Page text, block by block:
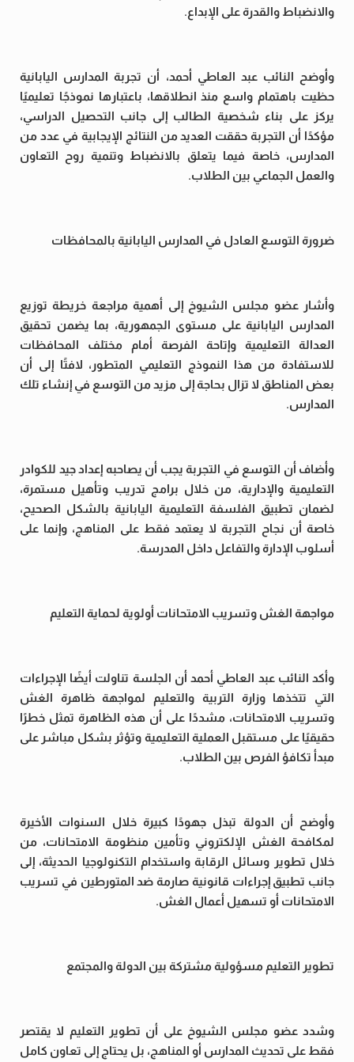
والانضباط والقدرة على الإبداع.
وأوضح النائب عبد العاطي أحمد، أن تجربة المدارس اليابانية
حظيت باهتمام واسع منذ انطلاقها، باعتبارها نموذجًا تعليميًا
يركز على بناء شخصية الطالب إلى جانب التحصيل الدراسي،
مؤكدًا أن التجربة حققت العديد من النتائج الإيجابية في عدد من
المدارس، خاصة فيما يتعلق بالانضباط وتنمية روح التعاون
والعمل الجماعي بين الطلاب.
ضرورة التوسع العادل في المدارس اليابانية بالمحافظات
وأشار عضو مجلس الشيوخ إلى أهمية مراجعة خريطة توزيع
المدارس اليابانية على مستوى الجمهورية، بما يضمن تحقيق
العدالة التعليمية وإتاحة الفرصة أمام مختلف المحافظات
للاستفادة من هذا النموذج التعليمي المتطور، لافتًا إلى أن
بعض المناطق لا تزال بحاجة إلى مزيد من التوسع في إنشاء تلك
المدارس.
وأضاف أن التوسع في التجربة يجب أن يصاحبه إعداد جيد للكوادر
التعليمية والإدارية، من خلال برامج تدريب وتأهيل مستمرة،
لضمان تطبيق الفلسفة التعليمية اليابانية بالشكل الصحيح،
خاصة أن نجاح التجربة لا يعتمد فقط على المناهج، وإنما على
أسلوب الإدارة والتفاعل داخل المدرسة.
مواجهة الغش وتسريب الامتحانات أولوية لحماية التعليم
وأكد النائب عبد العاطي أحمد أن الجلسة تناولت أيضًا الإجراءات
التي تتخذها وزارة التربية والتعليم لمواجهة ظاهرة الغش
وتسريب الامتحانات، مشددًا على أن هذه الظاهرة تمثل خطرًا
حقيقيًا على مستقبل العملية التعليمية وتؤثر بشكل مباشر على
مبدأ تكافؤ الفرص بين الطلاب.
وأوضح أن الدولة تبذل جهودًا كبيرة خلال السنوات الأخيرة
لمكافحة الغش الإلكتروني وتأمين منظومة الامتحانات، من
خلال تطوير وسائل الرقابة واستخدام التكنولوجيا الحديثة، إلى
جانب تطبيق إجراءات قانونية صارمة ضد المتورطين في تسريب
الامتحانات أو تسهيل أعمال الغش.
تطوير التعليم مسؤولية مشتركة بين الدولة والمجتمع
وشدد عضو مجلس الشيوخ على أن تطوير التعليم لا يقتصر
فقط على تحديث المدارس أو المناهج، بل يحتاج إلى تعاون كامل